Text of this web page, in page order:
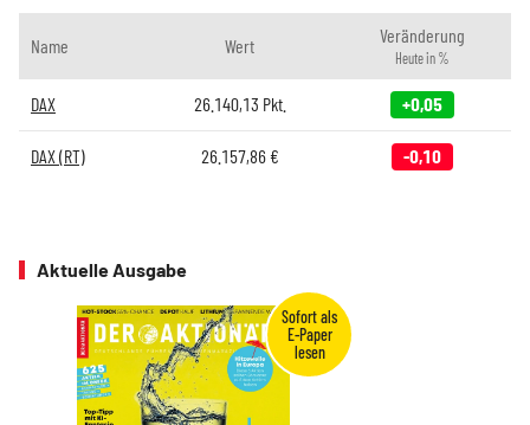
Name Wert Veränderung
Heute in %
DAX 26.140,13 Pkt. +0,05
DAX (RT) 26.157,86€ -0,10
Aktuelle Ausgabe